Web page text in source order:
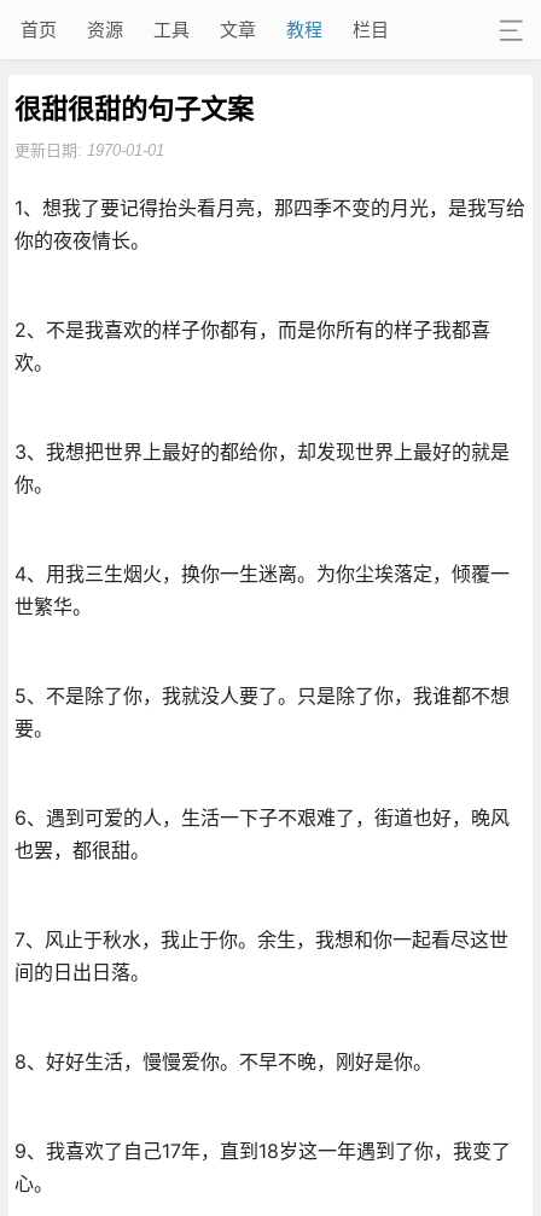
首页 资源 工具 文章 教程 栏目
很甜很甜的句子文案
更新日期: 1970-01-01
1、想我了要记得抬头看月亮，那四季不变的月光，是我写给
你的夜夜情长。
2、不是我喜欢的样子你都有，而是你所有的样子我都喜
欢。
3、我想把世界上最好的都给你，却发现世界上最好的就是
你。
4、用我三生烟火，换你一生迷离。为你尘埃落定，倾覆一
世繁华。
5、不是除了你，我就没人要了。只是除了你，我谁都不想
要。
6、遇到可爱的人，生活一下子不艰难了，街道也好，晚风
也罢，都很甜。
7、风止于秋水，我止于你。余生，我想和你一起看尽这世
间的日出日落。
8、好好生活，慢慢爱你。不早不晚，刚好是你。
9、我喜欢了自己17年，直到18岁这一年遇到了你，我变了
心。